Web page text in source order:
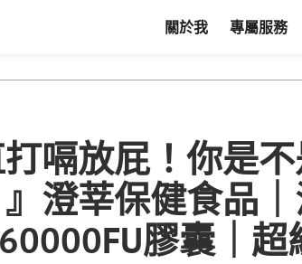
關於我 專屬服務
打嗝放屁！你是
澄莘保健食品
膠囊｜